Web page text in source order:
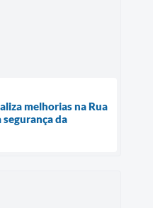
melhorias na Rua
da